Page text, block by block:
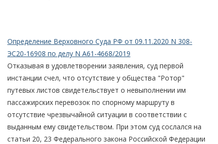
Определение Верховного Суда РФ от 09.11.2020 N 308-
ЭС20-16908 по делу N А61-4668/2019
Отказывая в удовлетворении заявления, суд первой
инстанции счел, что отсутствие у общества "Ротор"
путевых листов свидетельствует о невыполнении им
пассажирских перевозок по спорному маршруту в
отсутствие чрезвычайной ситуации в соответствии с
выданным ему свидетельством. При этом суд сослался на
статьи 20, 23 Федерального закона Российской Федерации